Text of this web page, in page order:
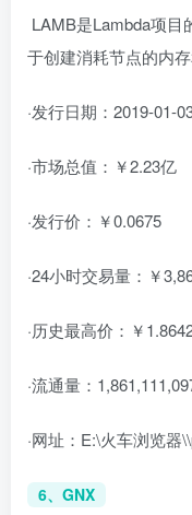
LAMB是Lambda项目
于创建消耗节点的内存
·发行日期：2019-01-
·市场总值：￥2.23亿
·发行价：￥0.0675
·24小时交易量：￥
·历史最高价：￥
·流通量：
·网址：E:\火车浏览器
6、GNX